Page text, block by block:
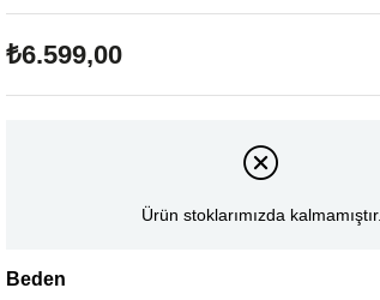
₺6.599,00
Ürün stoklarımızda kalmamıştır.
Beden